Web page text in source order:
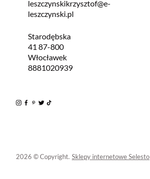
leszczynskikrzysztof@e-
leszczynski.pl
Starodębska
41 87-800
Włocławek
8881020939
2026 © Copyright. Sklepy internetowe Selesto